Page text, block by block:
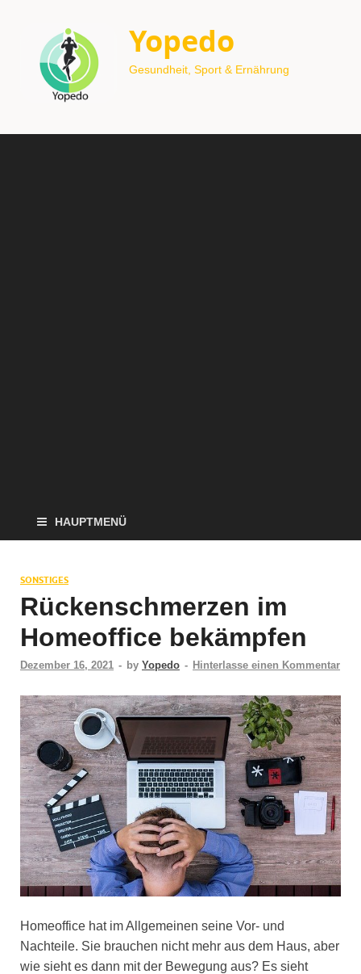
Yopedo
Gesundheit, Sport & Ernährung
HAUPTMENÜ
SONSTIGES
Rückenschmerzen im
Homeoffice bekämpfen
Dezember 16, 2021 - by Yopedo - Hinterlasse einen Kommentar
Homeoffice hat im Allgemeinen seine Vor- und
Nachteile. Sie brauchen nicht mehr aus dem Haus, aber
wie sieht es dann mit der Bewegung aus? Es sieht